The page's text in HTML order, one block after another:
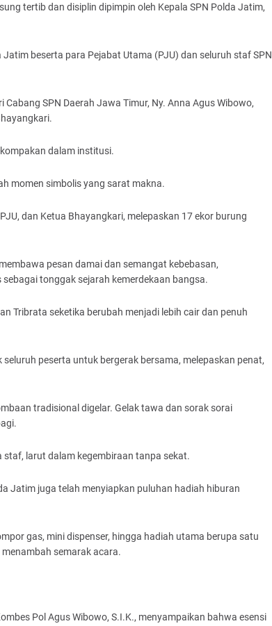
tertib dan disiplin dipimpin oleh Kepala SPN Polda Jatim,
beserta para Pejabat Utama (PJU) dan seluruh staf SPN
SPN Daerah Jawa Timur, Ny. Anna Agus Wibowo,
dalam institusi.
momen simbolis yang sarat makna.
dan Ketua Bhayangkari, melepaskan 17 ekor burung
pesan damai dan semangat kebebasan,
tonggak sejarah kemerdekaan bangsa.
Tribrata seketika berubah menjadi lebih cair dan penuh
peserta untuk bergerak bersama, melepaskan penat,
tradisional digelar. Gelak tawa dan sorak sorai
larut dalam kegembiraan tanpa sekat.
Jatim juga telah menyiapkan puluhan hadiah hiburan
gas, mini dispenser, hingga hadiah utama berupa satu
semarak acara.
Pol Agus Wibowo, S.I.K., menyampaikan bahwa esensi